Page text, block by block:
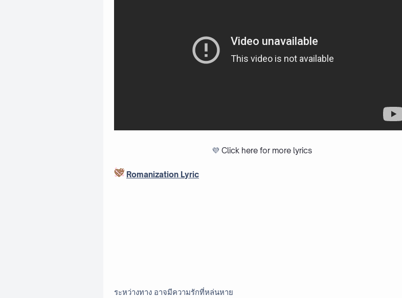
💜 Click here for more lyrics
Romanization Lyric
ระหว่างทาง อาจมีความรักที่หล่นหาย